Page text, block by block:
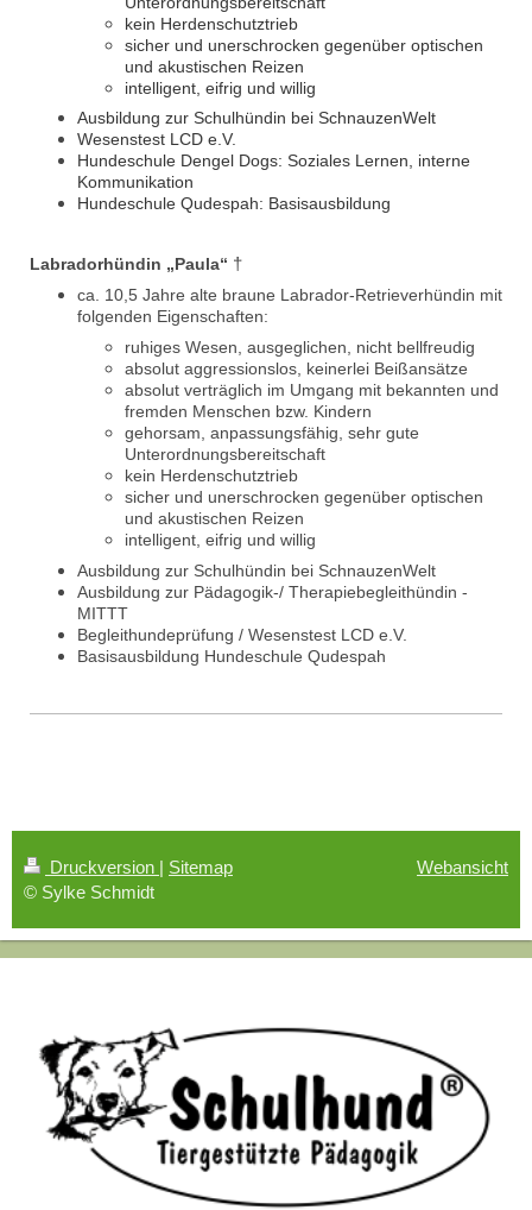
kein Herdenschutztrieb
sicher und unerschrocken gegenüber optischen
und akustischen Reizen
intelligent, eifrig und willig
Ausbildung zur Schulhündin bei SchnauzenWelt
Wesenstest LCD e.V.
Hundeschule Dengel Dogs: Soziales Lernen, interne
Kommunikation
Hundeschule Qudespah: Basisausbildung
Labradorhündin „Paula“ †
ca. 10,5 Jahre alte braune Labrador-Retrieverhündin mit
folgenden Eigenschaften:
ruhiges Wesen, ausgeglichen, nicht bellfreudig
absolut aggressionslos, keinerlei Beißansätze
absolut verträglich im Umgang mit bekannten und
fremden Menschen bzw. Kindern
gehorsam, anpassungsfähig, sehr gute
Unterordnungsbereitschaft
kein Herdenschutztrieb
sicher und unerschrocken gegenüber optischen
und akustischen Reizen
intelligent, eifrig und willig
Ausbildung zur Schulhündin bei SchnauzenWelt
Ausbildung zur Pädagogik-/ Therapiebegleithündin -
MITTT
Begleithundeprüfung / Wesenstest LCD e.V.
Basisausbildung Hundeschule Qudespah
Druckversion | Sitemap
© Sylke Schmidt
Webansicht